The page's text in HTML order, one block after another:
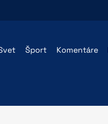
Šport Komentáre